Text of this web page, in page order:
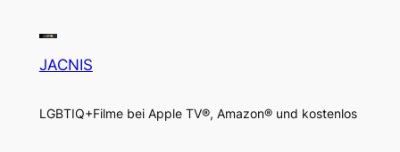
JACNIS
LGBTIQ+Filme bei Apple TV®, Amazon® und kostenlos